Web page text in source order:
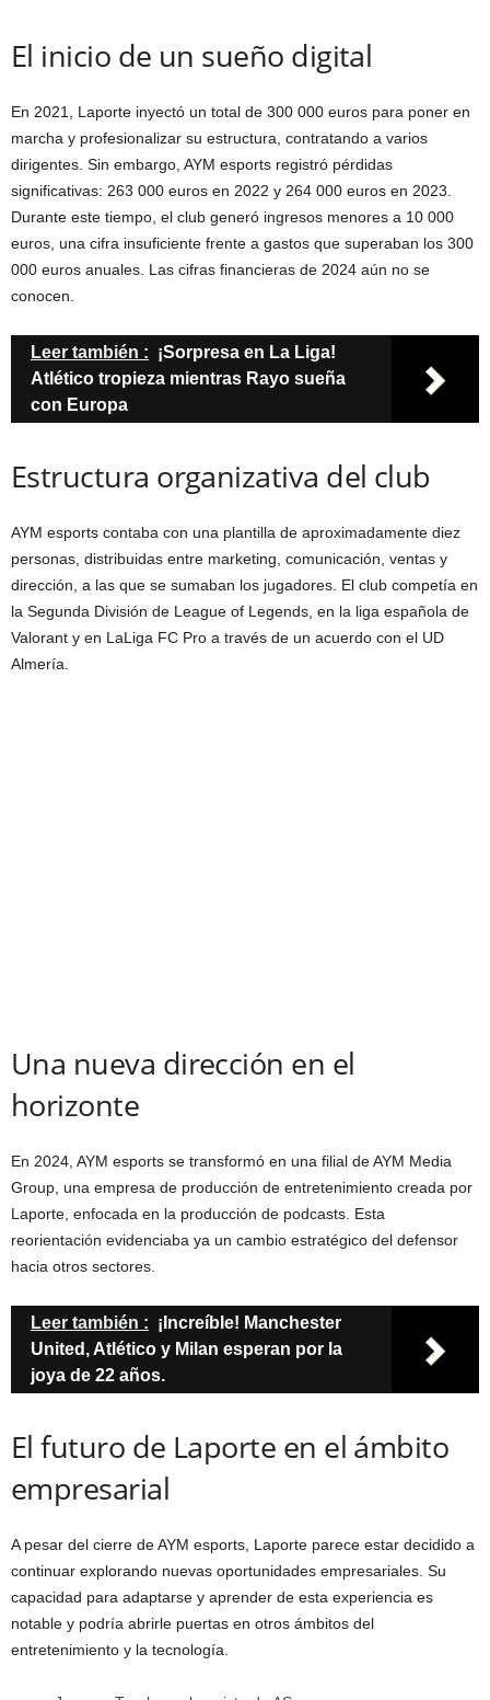
El inicio de un sueño digital
En 2021, Laporte inyectó un total de 300 000 euros para poner en
marcha y profesionalizar su estructura, contratando a varios
dirigentes. Sin embargo, AYM esports registró pérdidas
significativas: 263 000 euros en 2022 y 264 000 euros en 2023.
Durante este tiempo, el club generó ingresos menores a 10 000
euros, una cifra insuficiente frente a gastos que superaban los 300
000 euros anuales. Las cifras financieras de 2024 aún no se
conocen.
Leer también : ¡Sorpresa en La Liga!
Atlético tropieza mientras Rayo sueña
con Europa
Estructura organizativa del club
AYM esports contaba con una plantilla de aproximadamente diez
personas, distribuidas entre marketing, comunicación, ventas y
dirección, a las que se sumaban los jugadores. El club competía en
la Segunda División de League of Legends, en la liga española de
Valorant y en LaLiga FC Pro a través de un acuerdo con el UD
Almería.
Una nueva dirección en el
horizonte
En 2024, AYM esports se transformó en una filial de AYM Media
Group, una empresa de producción de entretenimiento creada por
Laporte, enfocada en la producción de podcasts. Esta
reorientación evidenciaba ya un cambio estratégico del defensor
hacia otros sectores.
Leer también : ¡Increíble! Manchester
United, Atlético y Milan esperan por la
joya de 22 años.
El futuro de Laporte en el ámbito
empresarial
A pesar del cierre de AYM esports, Laporte parece estar decidido a
continuar explorando nuevas oportunidades empresariales. Su
capacidad para adaptarse y aprender de esta experiencia es
notable y podría abrirle puertas en otros ámbitos del
entretenimiento y la tecnología.